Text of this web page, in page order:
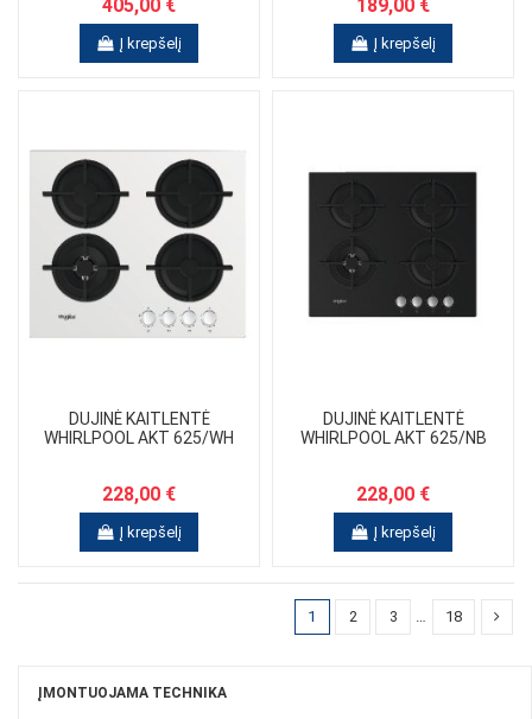
405,00 €
Į krepšelį
189,00 €
Į krepšelį
DUJINĖ KAITLENTĖ
WHIRLPOOL AKT 625/WH
228,00 €
Į krepšelį
DUJINĖ KAITLENTĖ
WHIRLPOOL AKT 625/NB
228,00 €
Į krepšelį
1 2 3 … 18
ĮMONTUOJAMA TECHNIKA